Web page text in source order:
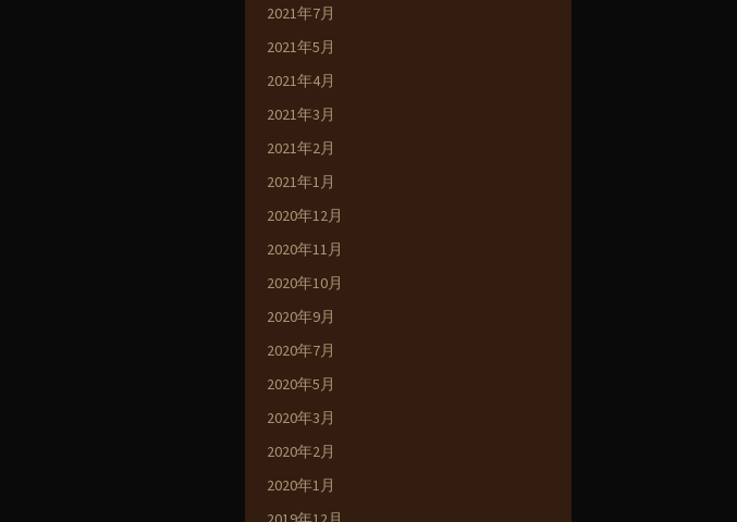
2021年7月
2021年5月
2021年4月
2021年3月
2021年2月
2021年1月
2020年12月
2020年11月
2020年10月
2020年9月
2020年7月
2020年5月
2020年3月
2020年2月
2020年1月